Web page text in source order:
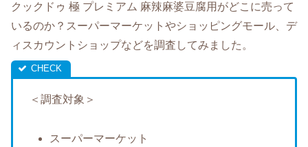
クックドゥ 極 プレミアム 麻辣麻婆豆腐用がどこに売って
いるのか？スーパーマーケットやショッピングモール、デ
ィスカウントショップなどを調査してみました。
＜調査対象＞
スーパーマーケット